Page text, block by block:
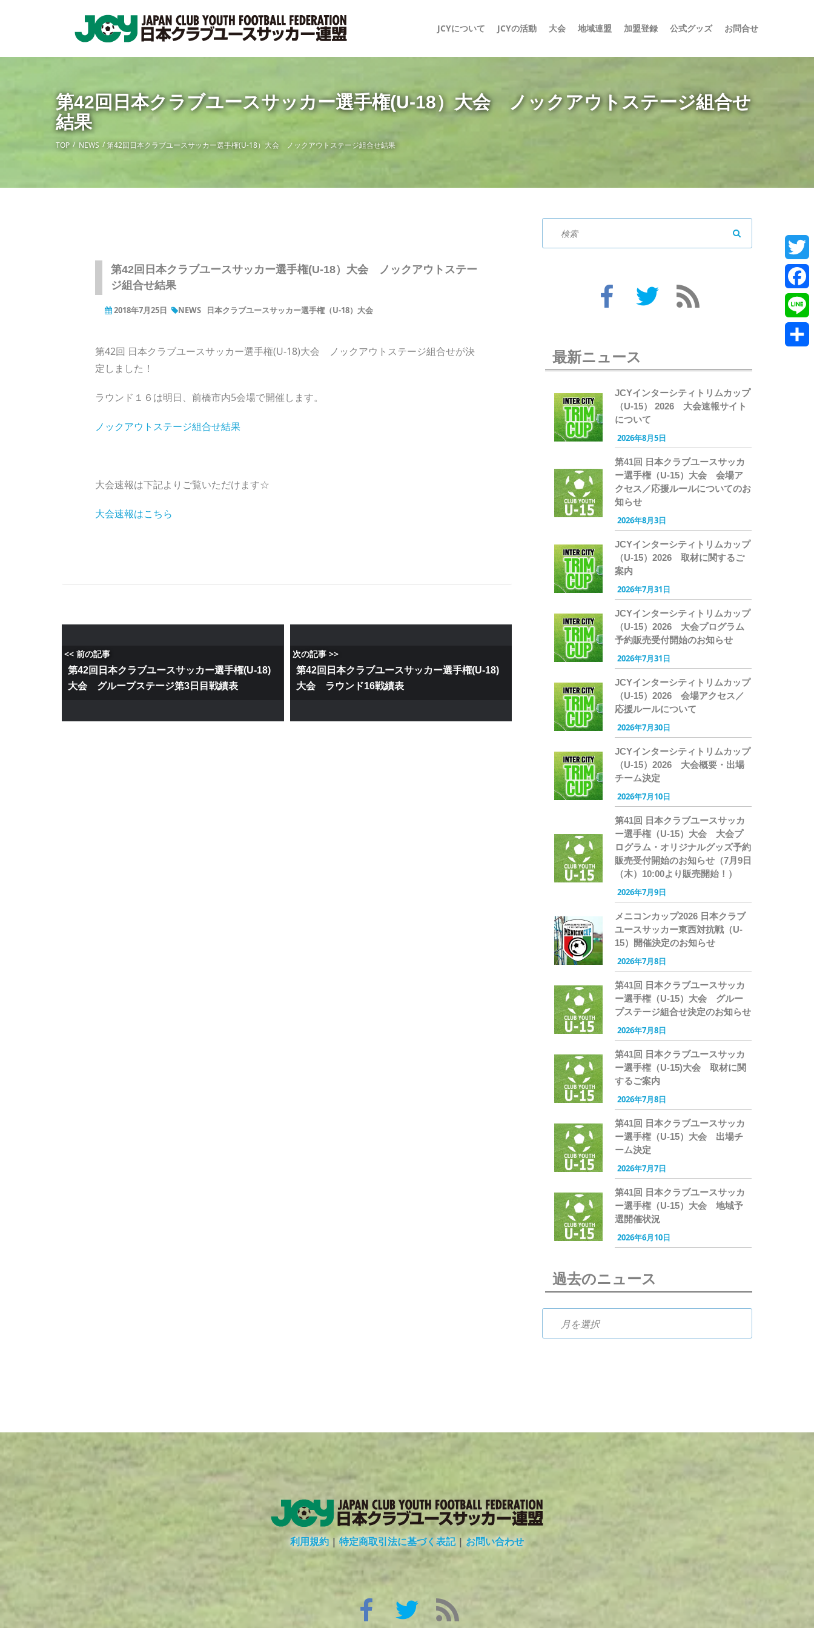
JCYについて JCYの活動 大会 地域連盟 加盟登録 公式グッズ お問合せ
第42回日本クラブユースサッカー選手権(U-18）大会 ノックアウトステージ組合せ
結果
TOP NEWS 第42回日本クラブユースサッカー選手権(U-18）大会 ノックアウトステージ組合せ結果
第42回日本クラブユースサッカー選手権(U-18）大会 ノックアウトステー
ジ組合せ結果
2018年7月25日 NEWS 日本クラブユースサッカー選手権（U-18）大会
第42回 日本クラブユースサッカー選手権(U-18)大会 ノックアウトステージ組合せが決
定しました！
ラウンド１６は明日、前橋市内5会場で開催します。
ノックアウトステージ組合せ結果
大会速報は下記よりご覧いただけます☆
大会速報はこちら
<< 前の記事
第42回日本クラブユースサッカー選手権(U-18)
大会 グループステージ第3日目戦績表
次の記事 >>
第42回日本クラブユースサッカー選手権(U-18)
大会 ラウンド16戦績表
最新ニュース
JCYインターシティトリムカップ
（U-15） 2026 大会速報サイト
について
2026年8月5日
第41回 日本クラブユースサッカ
ー選手権（U-15）大会 会場ア
クセス／応援ルールについてのお
知らせ
2026年8月3日
JCYインターシティトリムカップ
（U-15）2026 取材に関するご
案内
2026年7月31日
JCYインターシティトリムカップ
（U-15）2026 大会プログラム
予約販売受付開始のお知らせ
2026年7月31日
JCYインターシティトリムカップ
（U-15）2026 会場アクセス／
応援ルールについて
2026年7月30日
JCYインターシティトリムカップ
（U-15）2026 大会概要・出場
チーム決定
2026年7月10日
第41回 日本クラブユースサッカ
ー選手権（U-15）大会 大会プ
ログラム・オリジナルグッズ予約
販売受付開始のお知らせ（7月9日
（木）10:00より販売開始！）
2026年7月9日
メニコンカップ2026 日本クラブ
ユースサッカー東西対抗戦（U-
15）開催決定のお知らせ
2026年7月8日
第41回 日本クラブユースサッカ
ー選手権（U-15）大会 グルー
プステージ組合せ決定のお知らせ
2026年7月8日
第41回 日本クラブユースサッカ
ー選手権（U-15)大会 取材に関
するご案内
2026年7月8日
第41回 日本クラブユースサッカ
ー選手権（U-15）大会 出場チ
ーム決定
2026年7月7日
第41回 日本クラブユースサッカ
ー選手権（U-15）大会 地域予
選開催状況
2026年6月10日
過去のニュース
利用規約 | 特定商取引法に基づく表記|お問い合わせ
Line